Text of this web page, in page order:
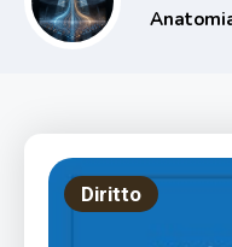
Diritto